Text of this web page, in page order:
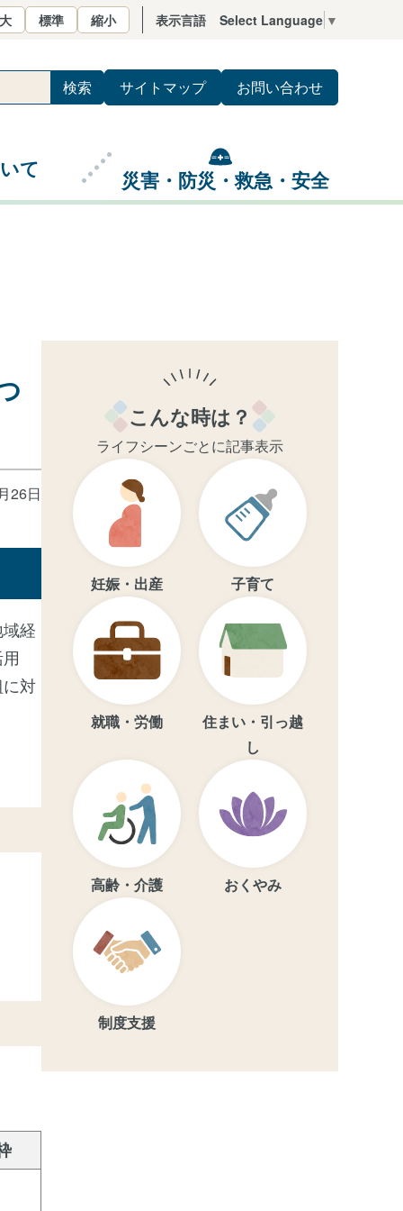
サイトマップ お問い合わせ
て 災害・防災・救急・安全
標準 縮小 表示言語 Select Language ▼
26日
経
対
こんな時は？
ライフシーンごとに記事表示
妊娠・出産 子育て
就職・労働
住まい・引っ越
し
高齢・介護 おくやみ
制度支援